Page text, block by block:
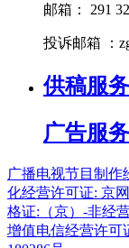
邮箱： 291
投诉邮箱 ：
供稿服务
广告服务
广播电视节目制作
化经营许可证: 京
格证:（京）-非经
增值电信经营许可